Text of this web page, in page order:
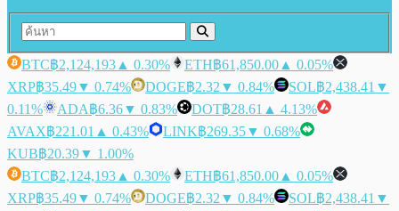
BTC฿2,124,193 ▲ 0.30% ETH฿61,850.00 ▲ 0.05%
XRP฿35.49▼ 0.74% DOGE฿2.32 ▼ 0.84% SOL฿2,438.41 ▼
0.11%
ADA฿6.36▼ 0.83% DOT฿28.61 ▲ 4.13%
AVAX฿221.01 ▲ 0.43% LINK฿269.35▼ 0.68%
KUB฿20.39▼ 1.00%
BTC฿2,124,193 ▲ 0.30% ETH฿61,850.00 ▲ 0.05%
XRP฿35.49▼ 0.74% DOGE฿2.32 ▼ 0.84% SOL฿2,438.41 ▼